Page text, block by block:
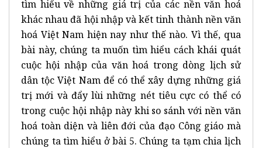
tìm hiểu về những giá trị của các nền văn hoá
khác nhau đã hội nhập và kết tinh thành nền văn
hoá Việt Nam hiện nay như thế nào. Vì thế, qua
bài này, chúng ta muốn tìm hiểu cách khái quát
cuộc hội nhập của văn hoá trong dòng lịch sử
dân tộc Việt Nam để có thể xây dựng những giá
trị mới và đẩy lùi những nét tiêu cực có thể có
trong cuộc hội nhập này khi so sánh với nền văn
hoá toàn diện và liên đới của đạo Công giáo mà
chúng ta tìm hiểu ở bài 5. Chúng ta tạm chia lịch